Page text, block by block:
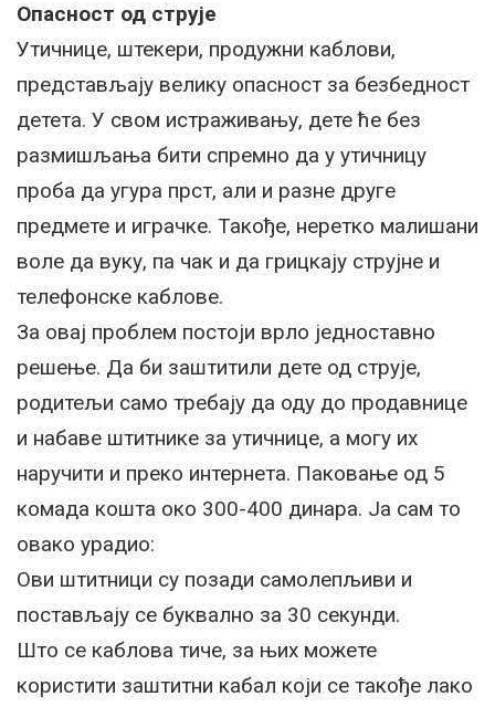
Опасност од струје
Утичнице, штекери, продужни каблови,
представљају велику опасност за безбедност
детета. У свом истраживању, дете ће без
размишљања бити спремно да у утичницу
проба да угура прст, али и разне друге
предмете и играчке. Такође, неретко малишани
воле да вуку, па чак и да грицкају струјне и
телефонске каблове.
За овај проблем постоји врло једноставно
решење. Да би заштитили дете од струје,
родитељи само требају да оду до продавнице
и набаве штитнике за утичнице, а могу их
наручити и преко интернета. Паковање од 5
комада кошта око 300-400 динара. Ја сам то
овако урадио:
Ови штитници су позади самолепљиви и
постављају се буквално за 30 секунди.
Што се каблова тиче, за њих можете
користити заштитни кабал који се такође лако